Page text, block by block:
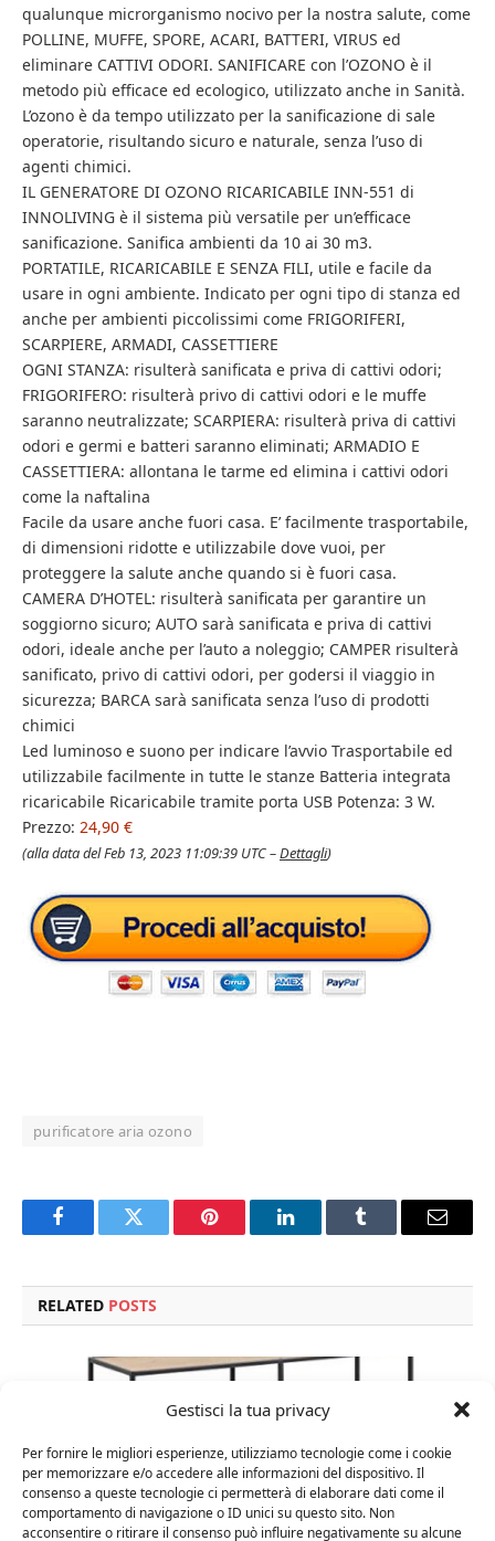
Gestisci la tua privacy
Per fornire le migliori esperienze, utilizziamo tecnologie come i cookie
per memorizzare e/o accedere alle informazioni del dispositivo. Il
consenso a queste tecnologie ci permetterà di elaborare dati come il
comportamento di navigazione o ID unici su questo sito. Non
acconsentire o ritirare il consenso può influire negativamente su alcune
qualunque microrganismo nocivo per la nostra salute, come
POLLINE, MUFFE, SPORE, ACARI, BATTERI, VIRUS ed
eliminare CATTIVI ODORI. SANIFICARE con l’OZONO è il
metodo più efficace ed ecologico, utilizzato anche in Sanità.
L’ozono è da tempo utilizzato per la sanificazione di sale
operatorie, risultando sicuro e naturale, senza l’uso di
agenti chimici.
IL GENERATORE DI OZONO RICARICABILE INN-551 di
INNOLIVING è il sistema più versatile per un’efficace
sanificazione. Sanifica ambienti da 10 ai 30 m3.
PORTATILE, RICARICABILE E SENZA FILI, utile e facile da
usare in ogni ambiente. Indicato per ogni tipo di stanza ed
anche per ambienti piccolissimi come FRIGORIFERI,
SCARPIERE, ARMADI, CASSETTIERE
OGNI STANZA: risulterà sanificata e priva di cattivi odori;
FRIGORIFERO: risulterà privo di cattivi odori e le muffe
saranno neutralizzate; SCARPIERA: risulterà priva di cattivi
odori e germi e batteri saranno eliminati; ARMADIO E
CASSETTIERA: allontana le tarme ed elimina i cattivi odori
come la naftalina
Facile da usare anche fuori casa. E’ facilmente trasportabile,
di dimensioni ridotte e utilizzabile dove vuoi, per
proteggere la salute anche quando si è fuori casa.
CAMERA D’HOTEL: risulterà sanificata per garantire un
soggiorno sicuro; AUTO sarà sanificata e priva di cattivi
odori, ideale anche per l’auto a noleggio; CAMPER risulterà
sanificato, privo di cattivi odori, per godersi il viaggio in
sicurezza; BARCA sarà sanificata senza l’uso di prodotti
chimici
Led luminoso e suono per indicare l’avvio Trasportabile ed
utilizzabile facilmente in tutte le stanze Batteria integrata
ricaricabile Ricaricabile tramite porta USB Potenza: 3 W.
Prezzo: 24,90 €
(alla data del Feb 13, 2023 11:09:39 UTC –Dettagli)
purificatore aria ozono
FacebookTwitter Pinterest LinkedInTumblr Email
RELATED POSTS